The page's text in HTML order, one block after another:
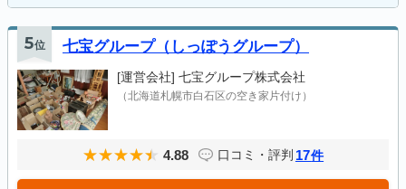
5位 七宝グループ（しっぽうグループ）
[運営会社] 七宝グループ株式会社
（北海道札幌市白石区の空き家片付け）
4.88 口コミ・評判 17件